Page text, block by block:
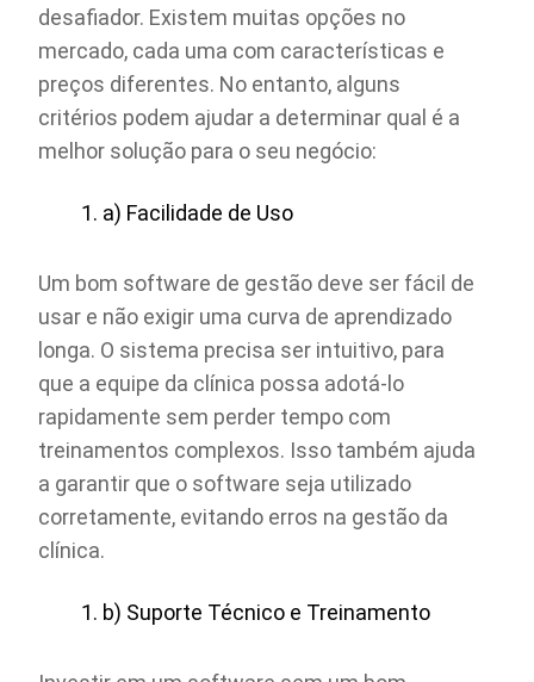
desafiador. Existem muitas opções no
mercado, cada uma com características e
preços diferentes. No entanto, alguns
critérios podem ajudar a determinar qual é a
melhor solução para o seu negócio:
a) Facilidade de Uso
Um bom software de gestão deve ser fácil de
usar e não exigir uma curva de aprendizado
longa. O sistema precisa ser intuitivo, para
que a equipe da clínica possa adotá-lo
rapidamente sem perder tempo com
treinamentos complexos. Isso também ajuda
a garantir que o software seja utilizado
corretamente, evitando erros na gestão da
clínica.
b) Suporte Técnico e Treinamento